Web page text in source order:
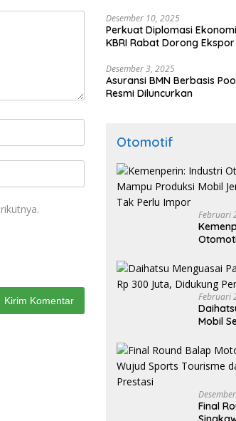
Desember 10, 2025
Perkuat Diplomasi
KBRI Rabat Dorong
Desember 3, 2025
Asuransi BMN Berbasis
Resmi Diluncurkan
Otomotif
Februari
ip
Februari
Mobil
Ekspor
Final